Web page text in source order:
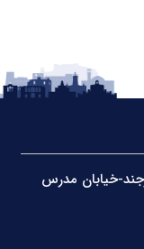
خیابان مدرس